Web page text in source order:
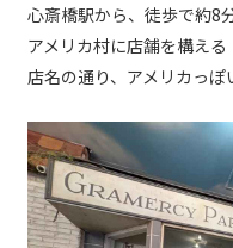
心斎橋駅から、徒歩で約8
アメリカ村に店舗を構え
店名の通り、アメリカっぽ